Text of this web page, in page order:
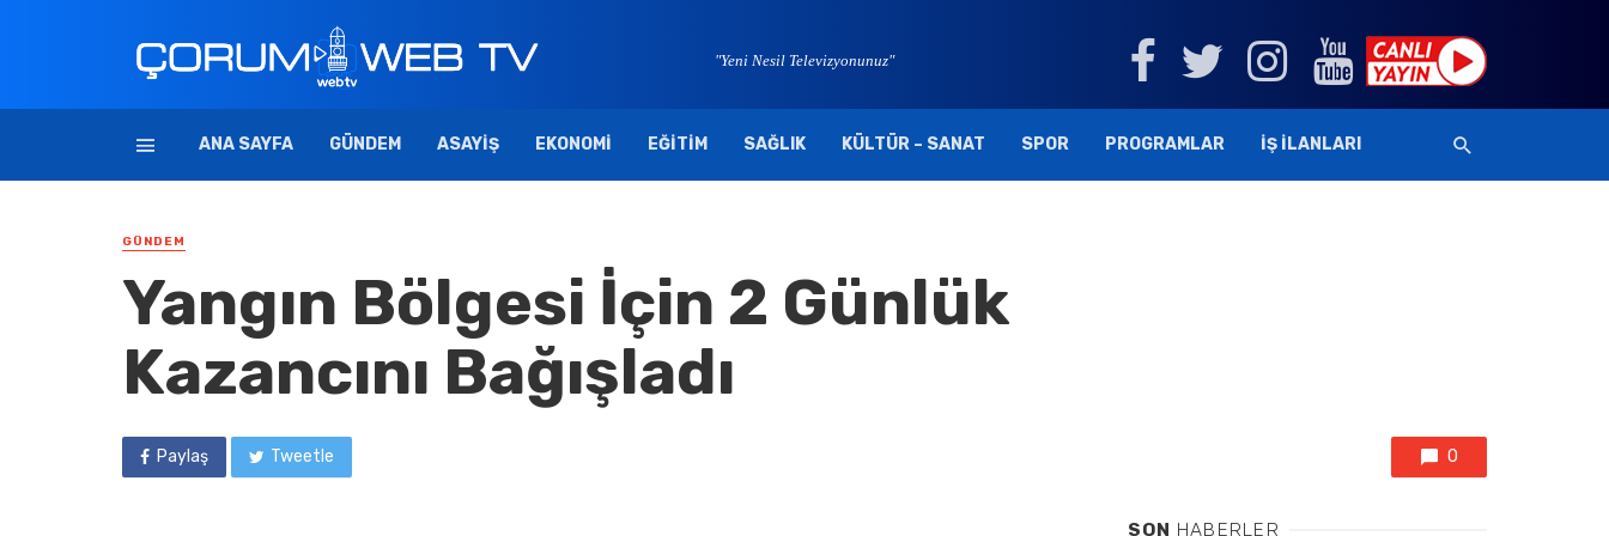
"Yeni Nesil Televizyonunuz"
ANA SAYFA GÜNDEM ASAYIŞ EKONOMI EĞITIM SAĞLIK KÜLTÜR – SANAT SPOR PROGRAMLAR İŞ İLANLARI
GÜNDEM
Yangın Bölgesi İçin 2 Günlük
Kazancını Bağışladı
Paylaş Tweetle 0
SON HABERLER